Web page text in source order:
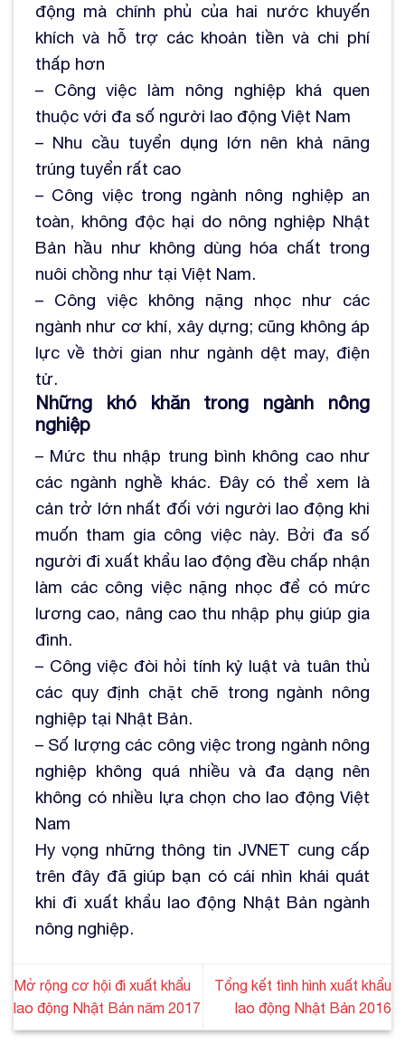
động mà chính phủ của hai nước khuyến
khích và hỗ trợ các khoản tiền và chi phí
thấp hơn
– Công việc làm nông nghiệp khá quen
thuộc với đa số người lao động Việt Nam
– Nhu cầu tuyển dụng lớn nên khả năng
trúng tuyển rất cao
– Công việc trong ngành nông nghiệp an
toàn, không độc hại do nông nghiệp Nhật
Bản hầu như không dùng hóa chất trong
nuôi chồng như tại Việt Nam.
– Công việc không nặng nhọc như các
ngành như cơ khí, xây dựng; cũng không áp
lực về thời gian như ngành dệt may, điện
tử.
Những khó khăn trong ngành nông
nghiệp
– Mức thu nhập trung bình không cao như
các ngành nghề khác. Đây có thể xem là
cản trở lớn nhất đối với người lao động khi
muốn tham gia công việc này. Bởi đa số
người đi xuất khẩu lao động đều chấp nhận
làm các công việc nặng nhọc để có mức
lương cao, nâng cao thu nhập phụ giúp gia
đình.
– Công việc đòi hỏi tính kỷ luật và tuân thủ
các quy định chặt chẽ trong ngành nông
nghiệp tại Nhật Bản.
– Số lượng các công việc trong ngành nông
nghiệp không quá nhiều và đa dạng nên
không có nhiều lựa chọn cho lao động Việt
Nam
Hy vọng những thông tin JVNET cung cấp
trên đây đã giúp bạn có cái nhìn khái quát
khi đi xuất khẩu lao động Nhật Bản ngành
nông nghiệp.
Mở rộng cơ hội đi xuất khẩu
lao động Nhật Bản năm 2017
Tổng kết tình hình xuất khẩu
lao động Nhật Bản 2016